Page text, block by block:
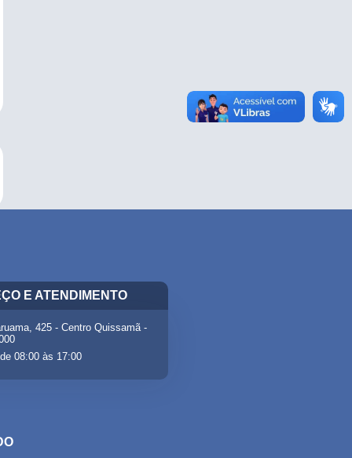
E ATENDIMENTO
425 - Centro Quissamã -
08:00 às 17:00